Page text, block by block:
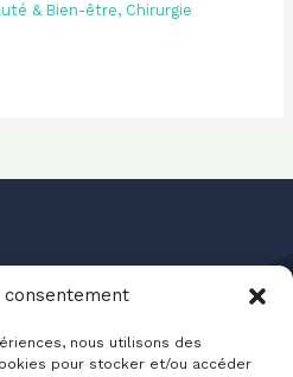
nous utilisons des
pour stocker et/ou accéder
& Bien-être, Chirurgie